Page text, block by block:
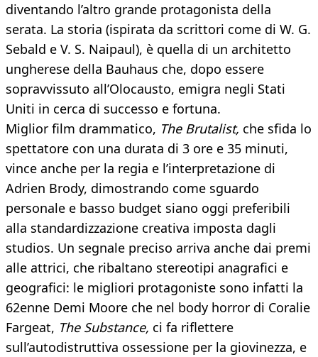
diventando l’altro grande protagonista della
serata. La storia (ispirata da scrittori come di W. G.
Sebald e V. S. Naipaul), è quella di un architetto
ungherese della Bauhaus che, dopo essere
sopravvissuto all’Olocausto, emigra negli Stati
Uniti in cerca di successo e fortuna.
Miglior film drammatico, The Brutalist, che sfida lo
spettatore con una durata di 3 ore e 35 minuti,
vince anche per la regia e l’interpretazione di
Adrien Brody, dimostrando come sguardo
personale e basso budget siano oggi preferibili
alla standardizzazione creativa imposta dagli
studios. Un segnale preciso arriva anche dai premi
alle attrici, che ribaltano stereotipi anagrafici e
geografici: le migliori protagoniste sono infatti la
62enne Demi Moore che nel body horror di Coralie
Fargeat, The Substance, ci fa riflettere
sull’autodistruttiva ossessione per la giovinezza, e